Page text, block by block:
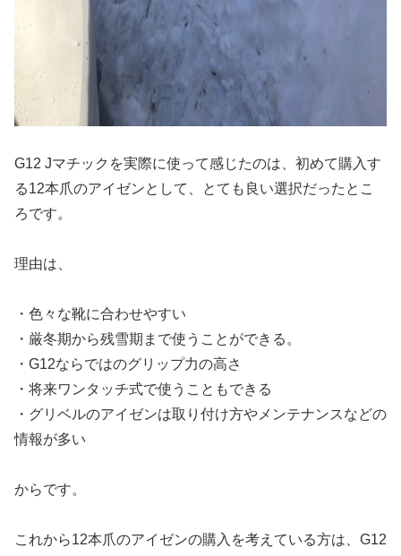
G12 Jマチックを実際に使って感じたのは、初めて購入す
る12本爪のアイゼンとして、とても良い選択だったとこ
ろです。
理由は、
・色々な靴に合わせやすい
・厳冬期から残雪期まで使うことができる。
・G12ならではのグリップ力の高さ
・将来ワンタッチ式で使うこともできる
・グリベルのアイゼンは取り付け方やメンテナンスなどの
情報が多い
からです。
これから12本爪のアイゼンの購入を考えている方は、G12